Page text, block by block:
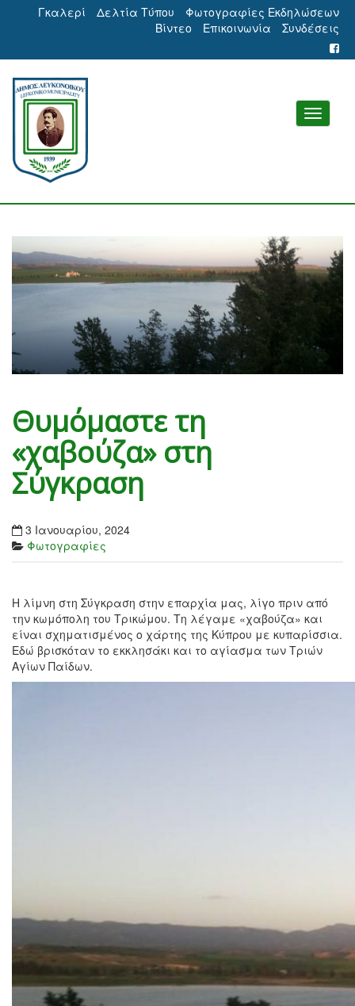
Γκαλερί Δελτία Τύπου
Φωτογραφίες Εκδηλώσεων
Βίντεο
Επικοινωνία Συνδέσεις
Θυμόμαστε τη
«χαβούζα» στη
Σύγκραση
3 Ιανουαρίου, 2024
Φωτογραφίες
Η λίμνη στη Σύγκραση στην επαρχία μας, λίγο πριν από
την κωμόπολη του Τρικώμου. Τη λέγαμε «χαβούζα» και
είναι σχηματισμένος ο χάρτης της Κύπρου με κυπαρίσσια.
Εδώ βρισκόταν το εκκλησάκι και το αγίασμα των Τριών
Αγίων Παίδων.